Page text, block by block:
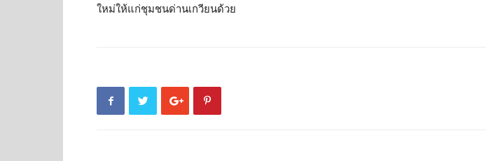
ใหม่ให้แก่ชุมชนด่านเกวียนด้วย